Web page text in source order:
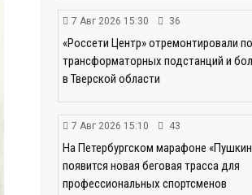
7 Авг 2026 15:30 36
«Россети Центр» отремонтировали
трансформаторных подстанций и
в Тверской области
7 Авг 2026 15:10 43
На Петербургском марафоне
появится новая беговая трасса для
профессиональных спортсменов